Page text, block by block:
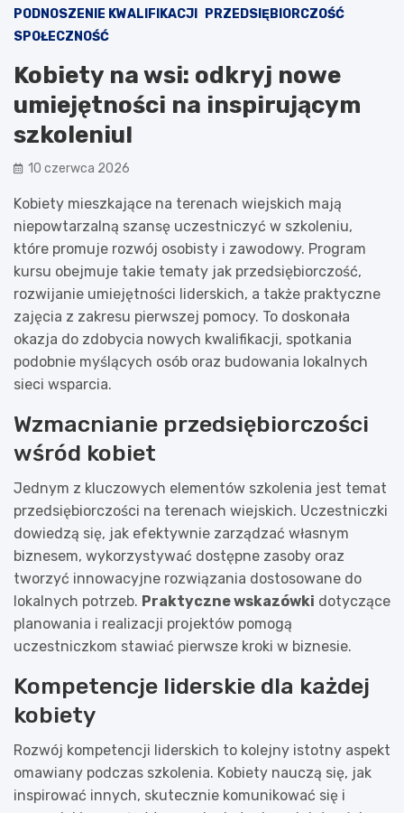
PODNOSZENIE KWALIFIKACJI
PRZEDSIĘBIORCZOŚĆ
SPOŁECZNOŚĆ
Kobiety na wsi: odkryj nowe
umiejętności na inspirującym
szkoleniu!
10 czerwca 2026
Kobiety mieszkające na terenach wiejskich mają
niepowtarzalną szansę uczestniczyć w szkoleniu,
które promuje rozwój osobisty i zawodowy. Program
kursu obejmuje takie tematy jak przedsiębiorczość,
rozwijanie umiejętności liderskich, a także praktyczne
zajęcia z zakresu pierwszej pomocy. To doskonała
okazja do zdobycia nowych kwalifikacji, spotkania
podobnie myślących osób oraz budowania lokalnych
sieci wsparcia.
Wzmacnianie przedsiębiorczości
wśród kobiet
Jednym z kluczowych elementów szkolenia jest temat
przedsiębiorczości na terenach wiejskich. Uczestniczki
dowiedzą się, jak efektywnie zarządzać własnym
biznesem, wykorzystywać dostępne zasoby oraz
tworzyć innowacyjne rozwiązania dostosowane do
lokalnych potrzeb. Praktyczne wskazówki dotyczące
planowania i realizacji projektów pomogą
uczestniczkom stawiać pierwsze kroki w biznesie.
Kompetencje liderskie dla każdej
kobiety
Rozwój kompetencji liderskich to kolejny istotny aspekt
omawiany podczas szkolenia. Kobiety nauczą się, jak
inspirować innych, skutecznie komunikować się i